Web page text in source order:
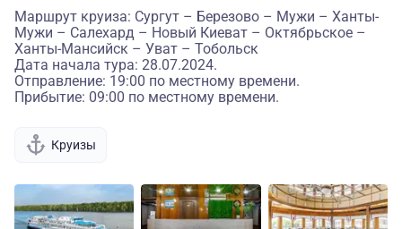
Маршрут круиза: Сургут – Березово – Мужи – Ханты-
Мужи – Салехард – Новый Киеват – Октябрьское –
Ханты-Мансийск – Уват – Тобольск
Дата начала тура: 28.07.2024.
Отправление: 19:00 по местному времени.
Прибытие: 09:00 по местному времени.
Круизы